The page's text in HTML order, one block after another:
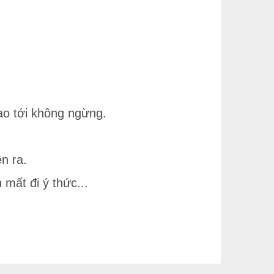
tới không ngừng.
ra.
mất đi ý thức...